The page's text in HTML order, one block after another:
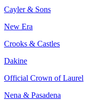
Cayler & Sons
New Era
Crooks & Castles
Dakine
Official Crown of Laurel
Nena & Pasadena